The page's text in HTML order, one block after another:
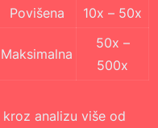
Povišena
10x – 50x
Maksimalna
50x –
500x
analizu više od